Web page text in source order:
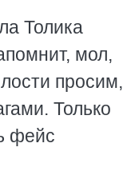
Толика
мол,
просим,
Только
фейс